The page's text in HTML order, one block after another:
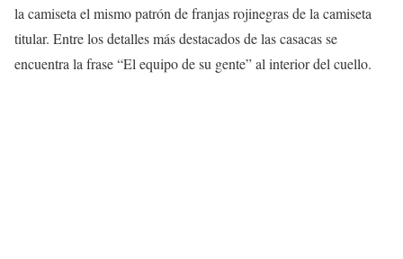
la camiseta el mismo patrón de franjas rojinegras de la camiseta
titular. Entre los detalles más destacados de las casacas se
encuentra la frase “El equipo de su gente” al interior del cuello.